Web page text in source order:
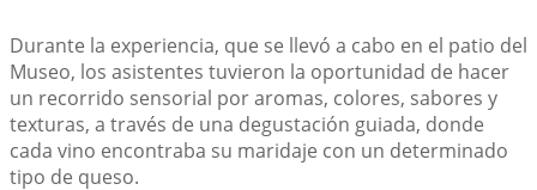
Durante la experiencia, que se llevó a cabo en el patio del
Museo, los asistentes tuvieron la oportunidad de hacer
un recorrido sensorial por aromas, colores, sabores y
texturas, a través de una degustación guiada, donde
cada vino encontraba su maridaje con un determinado
tipo de queso.